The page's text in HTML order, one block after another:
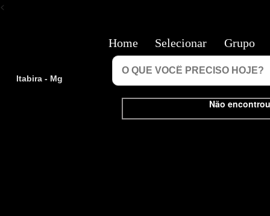
<
Itabira - Mg
Não
Home Selecionar Grupo